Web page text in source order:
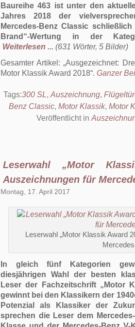
Baureihe 463 ist unter den
Jahres 2018 der
Mercedes-Benz Classic
Brand“-Wertung in der
Weiterlesen ... (631 Wörter, 5 Bilder)
Gesamter Artikel: Ausgezeichnet:
Motor Klassik Award 2018 . Ganzer
Tags:300 SL, Auszeichnung,
Benz Classic, Motor Klassik, Motor
Veröffentlicht in
Leserwahl „Motor
Auszeichnungen für
Montag, 17. April 2017
Leserwahl „Motor Klassik Award
In gleich fünf Kategorien
diesjährigen Wahl der besten
Leser der Fachzeitschrift „Motor
gewinnt bei den Klassikern der
Potenzial als Klassiker der
sprechen die Leser dem